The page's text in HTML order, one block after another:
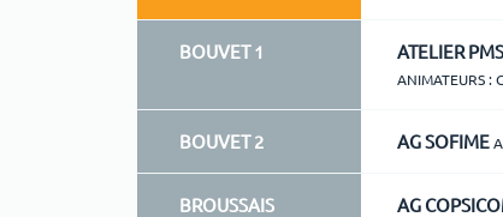
BOUVET 1 ATELIER
ANIMATEURS :
BOUVET 2 AG SOFIME
BROUSSAIS AG